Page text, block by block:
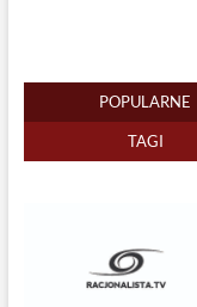
POPULARNE
TAGI